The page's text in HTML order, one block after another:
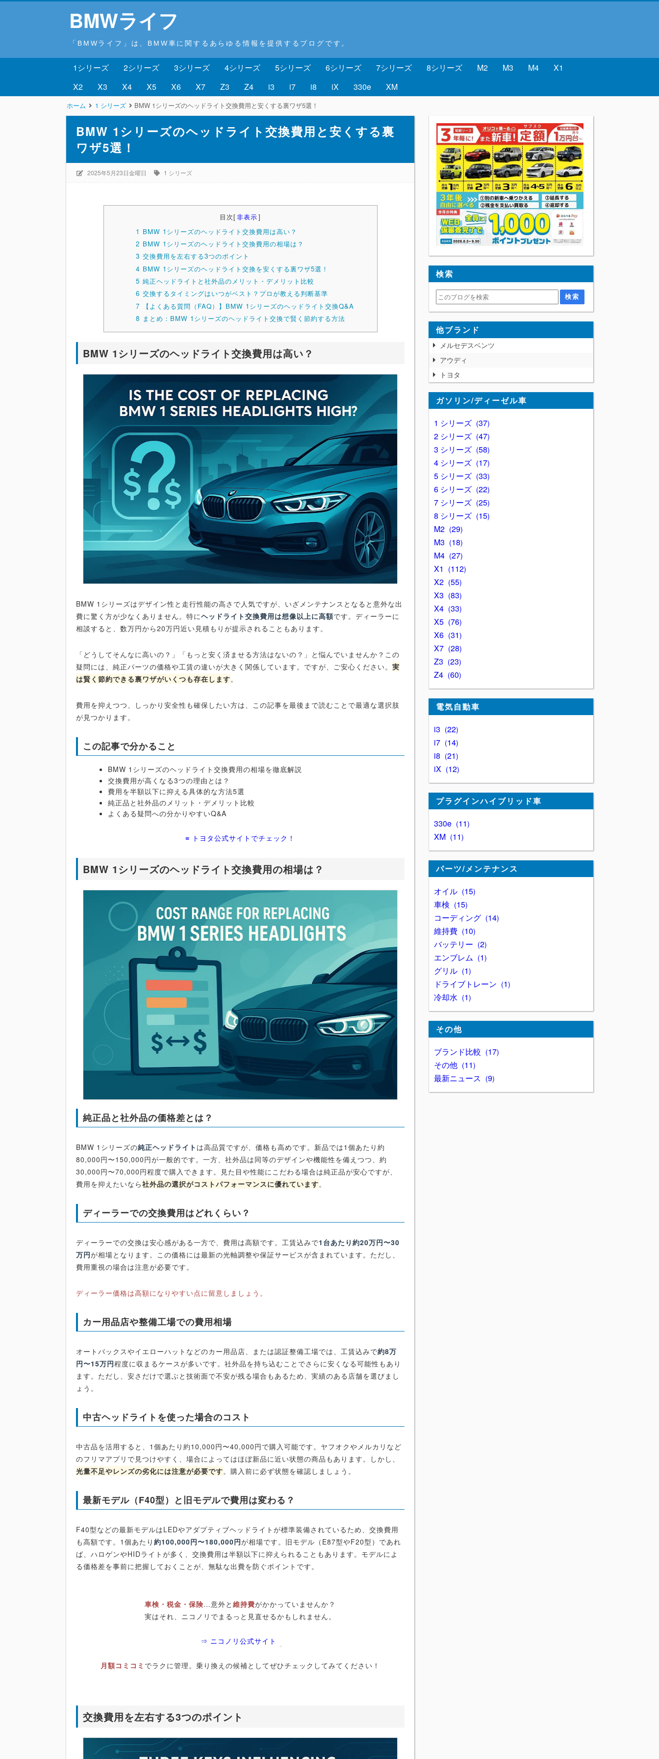
BMWライフ
「BMWライフ」は、BMW車に関するあらゆる情報を提供するブログです。
1シリーズ 2シリーズ 3シリーズ 4シリーズ 5シリーズ 6シリーズ 7シリーズ 8シリーズ M2 M3 M4
X1
X2
X3 X4 X5 X6 X7 Z3 Z4 i3 i7 i8 iX 330e XM
ホーム 1 シリーズ BMW 1シリーズのヘッドライト交換費用と安くする裏ワザ5選！
BMW 1シリーズのヘッドライト交換費用と安くする裏
ワザ5選！
2025年5月23日金曜日 1 シリーズ
目次[非表示]
1 BMW 1シリーズのヘッドライト交換費用は高い？
2 BMW 1シリーズのヘッドライト交換費用の相場は？
3 交換費用を左右する3つのポイント
4 BMW 1シリーズのヘッドライト交換を安くする裏ワザ5選！
5 純正ヘッドライトと社外品のメリット・デメリット比較
6 交換するタイミングはいつがベスト？プロが教える判断基準
7
【よくある質問（FAQ）】BMW 1シリーズのヘッドライト交換Q&A
8 まとめ：BMW 1シリーズのヘッドライト交換で賢く節約する方法
BMW 1シリーズのヘッドライト交換費用は高い？
BMW 1シリーズはデザイン性と走行性能の高さで人気ですが、いざメンテナンスとなると意外な出
費に驚く方が少なくありません。特にヘッドライト交換費用は想像以上に高額です。ディーラーに
相談すると、数万円から20万円近い見積もりが提示されることもあります。
「どうしてそんなに高いの？」「もっと安く済ませる方法はないの？」と悩んでいませんか？この
疑問には、純正パーツの価格や工賃の違いが大きく関係しています。ですが、ご安心ください。実
は賢く節約できる裏ワザがいくつも存在します。
費用を抑えつつ、しっかり安全性も確保したい方は、この記事を最後まで読むことで最適な選択肢
が見つかります。
この記事で分かること
BMW 1シリーズのヘッドライト交換費用の相場を徹底解説
交換費用が高くなる3つの理由とは？
費用を半額以下に抑える具体的な方法5選
純正品と社外品のメリット・デメリット比較
よくある疑問への分かりやすいQ&A
≡ トヨタ公式サイトでチェック！
BMW 1シリーズのヘッドライト交換費用の相場は？
純正品と社外品の価格差とは？
BMW 1シリーズの純正ヘッドライト は高品質ですが、価格も高めです。新品では1個あたり約
80,000円〜150,000円が一般的です。一方、社外品は同等のデザインや機能性を備えつつ、約
30,000円〜70,000円程度で購入できます。見た目や性能にこだわる場合は純正品が安心ですが、
費用を抑えたいなら社外品の選択がコストパフォーマンスに優れています。
ディーラーでの交換費用はどれくらい？
ディーラーでの交換は安心感がある一方で、費用は高額です。工賃込みで1台あたり約20万円〜30
万円が相場となります。この価格には最新の光軸調整や保証サービスが含まれています。ただし、
費用重視の場合は注意が必要です。
ディーラー価格は高額になりやすい点に留意しましょう。
カー用品店や整備工場での費用相場
オートバックスやイエローハットなどのカー用品店、または認証整備工場では、工賃込みで約8万
円〜15万円程度に収まるケースが多いです。社外品を持ち込むことでさらに安くなる可能性もあり
ます。ただし、安さだけで選ぶと技術面で不安が残る場合もあるため、実績のある店舗を選びまし
ょう。
中古ヘッドライトを使った場合のコスト
中古品を活用すると、1個あたり約10,000円〜40,000円で購入可能です。ヤフオクやメルカリなど
のフリマアプリで見つけやすく、場合によってはほぼ新品に近い状態の商品もあります。しかし、
光量不足やレンズの劣化には注意が必要です。購入前に必ず状態を確認しましょう。
最新モデル（F40型）と旧モデルで費用は変わる？
F40型などの最新モデルはLEDやアダプティブヘッドライトが標準装備されているため、交換費用
も高額です。1個あたり約100,000円〜180,000円が相場です。旧モデル（E87型やF20型）であれ
ば、ハロゲンやHIDライトが多く、交換費用は半額以下に抑えられることもあります。モデルによ
る価格差を事前に把握しておくことが、無駄な出費を防ぐポイントです。
車検・税金・保険…意外と 維持費がかかっていませんか？
実はそれ、ニコノリでまるっと見直せるかもしれません。
⇒ ニコノリ公式サイト
月額コミコミ でラクに管理。乗り換えの候補としてぜひチェックしてみてください！
交換費用を左右する3つのポイント
検索
他ブランド
メルセデスベンツ
アウディ
トヨタ
ガソリン/ディーゼル車
1 シリーズ
37
2 シリーズ
47
3 シリーズ
58
4 シリーズ
17
5 シリーズ
33
6 シリーズ
22
7 シリーズ
25
8 シリーズ
15
M2
29
M3
18
M4
27
X1
112
X2
55
X3
83
X4
33
X5
76
X6
31
X7
28
Z3
23
Z4
60
電気自動車
i3
22
i7
14
i8
21
iX
12
プラグインハイブリッド車
330e
11
XM
11
パーツ/メンテナンス
オイル
15
車検
15
コーディング
14
維持費
10
バッテリー
2
エンブレム
1
グリル
1
ドライブトレーン
1
冷却水
1
その他
ブランド比較
17
その他
11
最新ニュース
9